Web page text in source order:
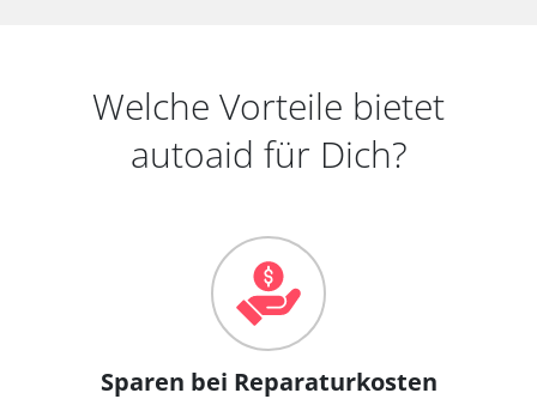
Welche Vorteile bietet
autoaid für Dich?
Sparen bei Reparaturkosten